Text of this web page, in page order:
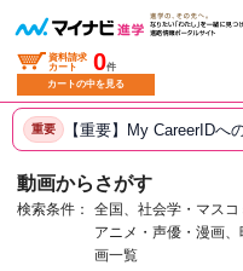
資料請求
カート
0件
カートの中を見る
重要 【重要】My CareerIDへ
動画からさがす
検索条件：
全国、社会学・マス
アニメ・声優・漫画
画一覧